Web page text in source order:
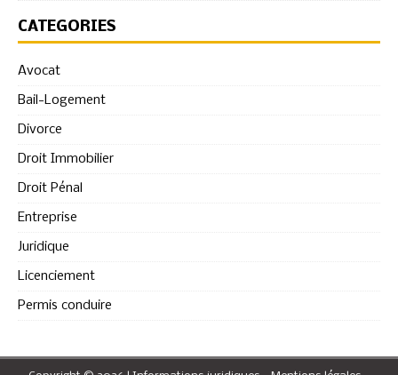
CATÉGORIES
Avocat
Bail-Logement
Divorce
Droit Immobilier
Droit Pénal
Entreprise
Juridique
Licenciement
Permis conduire